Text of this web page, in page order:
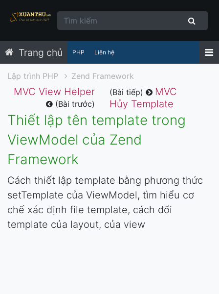
Trang chủ PHP Liên hệ
Lập trình PHP Zend Framework
MVC View Helper
(Bài trước)
(Bài tiếp)
MVC
Hủy Template
Thiết lập tên template trong
ViewModel của Zend
Framework
Cách thiết lập template bằng phương thức
setTemplate của ViewModel, tìm hiểu cơ
chế xác định file template, cách đổi
template của layout, của view